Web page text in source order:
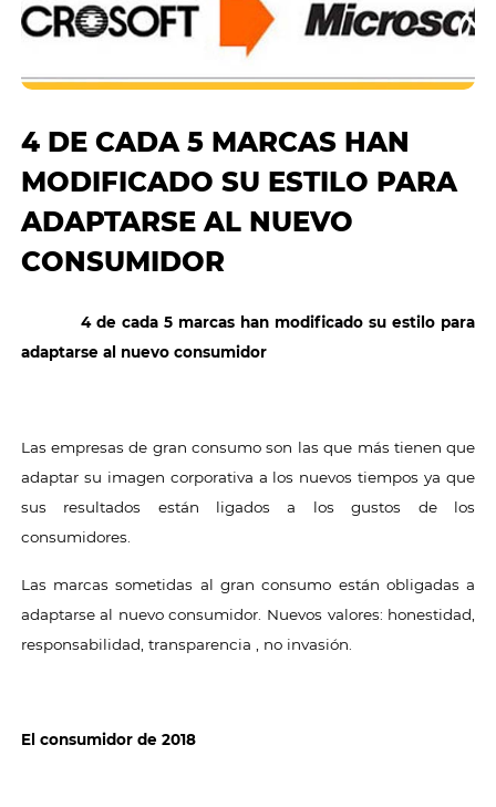
4 DE CADA 5 MARCAS HAN
MODIFICADO SU ESTILO PARA
ADAPTARSE AL NUEVO
CONSUMIDOR
4 de cada 5 marcas han modificado su estilo para
adaptarse al nuevo consumidor
Las empresas de gran consumo son las que más tienen que
adaptar su imagen corporativa a los nuevos tiempos ya que
sus resultados están ligados a los gustos de los
consumidores.
Las marcas sometidas al gran consumo están obligadas a
adaptarse al nuevo consumidor. Nuevos valores: honestidad,
responsabilidad, transparencia , no invasión.
El consumidor de 2018